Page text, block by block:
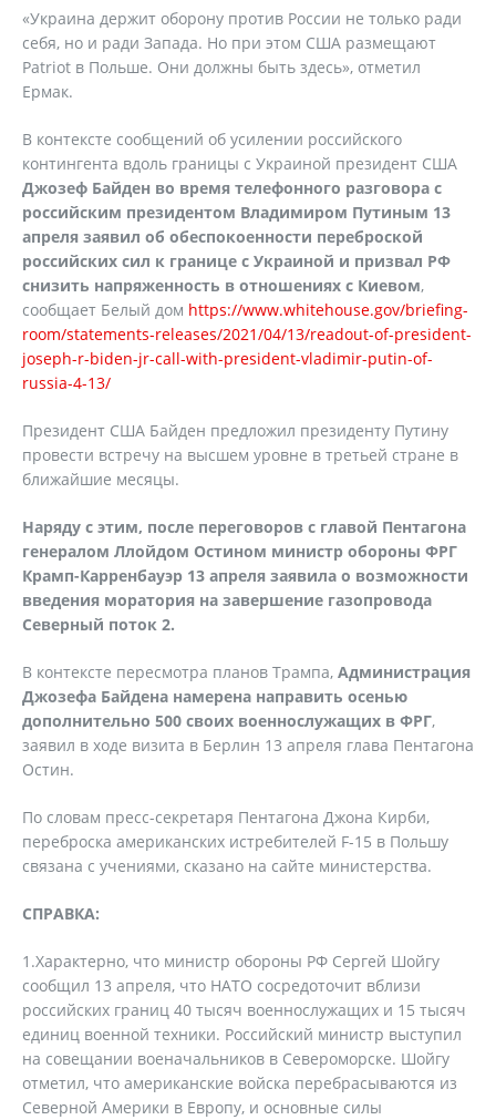
«Украина держит оборону против России не только ради
себя, но и ради Запада. Но при этом США размещают
Patriot в Польше. Они должны быть здесь», отметил
Ермак.
В контексте сообщений об усилении российского
контингента вдоль границы с Украиной президент США
Джозеф Байден во время телефонного разговора с
российским президентом Владимиром Путиным 13
апреля заявил об обеспокоенности переброской
российских сил к границе с Украиной и призвал РФ
снизить напряженность в отношениях с Киевом,
сообщает Белый дом https://www.whitehouse.gov/briefing-
room/statements-releases/2021/04/13/readout-of-president-
joseph-r-biden-jr-call-with-president-vladimir-putin-of-
russia-4-13/
Президент США Байден предложил президенту Путину
провести встречу на высшем уровне в третьей стране в
ближайшие месяцы.
Наряду с этим, после переговоров с главой Пентагона
генералом Ллойдом Остином министр обороны ФРГ
Крамп-Карренбауэр 13 апреля заявила о возможности
введения моратория на завершение газопровода
Северный поток 2.
В контексте пересмотра планов Трампа, Администрация
Джозефа Байдена намерена направить осенью
дополнительно 500 своих военнослужащих в ФРГ,
заявил в ходе визита в Берлин 13 апреля глава Пентагона
Остин.
По словам пресс-секретаря Пентагона Джона Кирби,
переброска американских истребителей F-15 в Польшу
связана с учениями, сказано на сайте министерства.
СПРАВКА:
1.Характерно, что министр обороны РФ Сергей Шойгу
сообщил 13 апреля, что НАТО сосредоточит вблизи
российских границ 40 тысяч военнослужащих и 15 тысяч
единиц военной техники. Российский министр выступил
на совещании военачальников в Североморске. Шойгу
отметил, что американские войска перебрасываются из
Северной Америки в Европу, и основные силы